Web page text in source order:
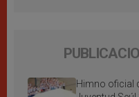
Himno oficial